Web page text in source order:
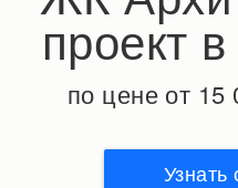
проект
по цене от 15
Узнать